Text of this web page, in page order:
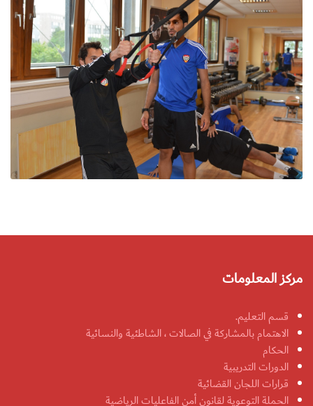
مركز المعلومات
قسم التعليم.
الاهتمام بالمشاركة في الصالات ، الشاطئية والنسائية
الحكام
الدورات التدريبية
قرارات اللجان القضائية
الحملة التوعوية لقانون أمن الفاعليات الرياضية